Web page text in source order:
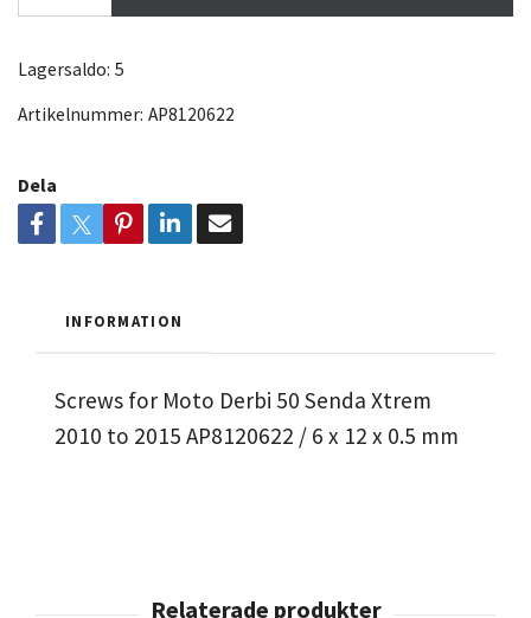
Lagersaldo: 5
Artikelnummer: AP8120622
Dela
INFORMATION
Screws for Moto Derbi 50 Senda Xtrem
2010 to 2015 AP8120622 / 6 x 12 x 0.5 mm